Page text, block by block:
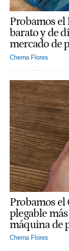
Probamos
barato y de
mercado de
Chema Flores
Probamos el
plegable
máquina de
Chema Flores